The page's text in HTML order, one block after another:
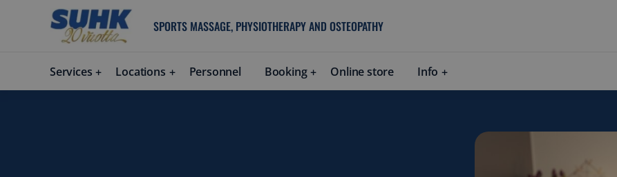
SPORTS MASSAGE, PHYSIOTHERAPY AND OSTEOPATHY
Services Locations Personnel Booking Online store Info